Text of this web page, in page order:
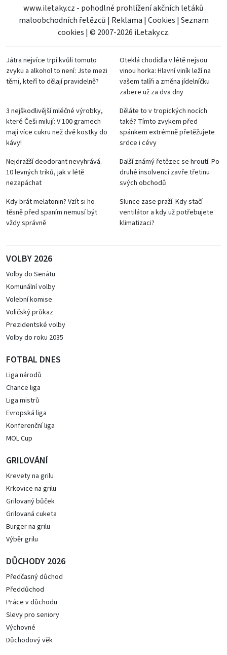
www.iletaky.cz - pohodlné prohlížení akčních letáků
maloobchodních řetězců | Reklama | Cookies | Seznam
cookies | © 2007-2026 iLetaky.cz.
Játra nejvíce trpí kvůli tomuto
zvyku a alkohol to není: Jste mezi
těmi, kteří to dělají pravidelně?
Oteklá chodidla v létě nejsou
vinou horka: Hlavní viník leží na
vašem talíři a změna jídelníčku
zabere už za dva dny
3 nejškodlivější mléčné výrobky,
které Češi milují: V 100 gramech
mají více cukru než dvě kostky do
kávy!
Děláte to v tropických nocích
také? Tímto zvykem před
spánkem extrémně přetěžujete
srdce i cévy
Nejdražší deodorant nevyhrává.
10 levných triků, jak v létě
nezapáchat
Další známý řetězec se hroutí. Po
druhé insolvenci zavře třetinu
svých obchodů
Kdy brát melatonin? Vzít si ho
těsně před spaním nemusí být
vždy správně
Slunce zase praží. Kdy stačí
ventilátor a kdy už potřebujete
klimatizaci?
VOLBY 2026
Volby do Senátu
Komunální volby
Volební komise
Voličský průkaz
Prezidentské volby
Volby do roku 2035
FOTBAL DNES
Liga národů
Chance liga
Liga mistrů
Evropská liga
Konferenční liga
MOL Cup
GRILOVÁNÍ
Krevety na grilu
Krkovice na grilu
Grilovaný bůček
Grilovaná cuketa
Burger na grilu
Výběr grilu
DŮCHODY 2026
Předčasný důchod
Předdůchod
Práce v důchodu
Slevy pro seniory
Výchovné
Důchodový věk